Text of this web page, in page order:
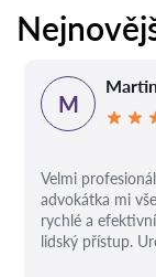
M
Velmi
advokátka mi
rychlé a
lidský přístup.